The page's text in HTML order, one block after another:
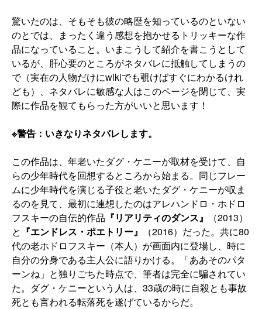
驚いたのは、そもそも彼の略歴を知っているのといない
のとでは、まったく違う感想を抱かせるトリッキーな作
品になっていること。いまこうして紹介を書こうとして
いるが、肝心要のところがネタバレに抵触してしまうの
で（実在の人物だけにwikiでも覗けばすぐにわかるけれ
ども）、ネタバレに敏感な人はこのページを閉じて、実
際に作品を観てもらった方がいいと思います！
※警告：いきなりネタバレします。
この作品は、年老いたダグ・ケニーが取材を受けて、自
らの少年時代を回想するところから始まる。同じフレー
ムに少年時代を演じる子役と老いたダグ・ケニーが収ま
るのを見て、最初に連想したのはアレハンドロ・ホドロ
フスキーの自伝的作品 『リアリティのダンス』
（2013）
と 『エンドレス・ポエトリー』
（2016）だった。共に80
代の老ホドロフスキー（本人）が画面内に登場し、時に
自分の分身である主人公に語りかける。「ああそのパタ
ーンね」と独りごちた時点で、筆者は完全に騙されてい
た。ダグ・ケニーという人は、33歳の時に自殺とも事故
死とも言われる転落死を遂げているからだ。